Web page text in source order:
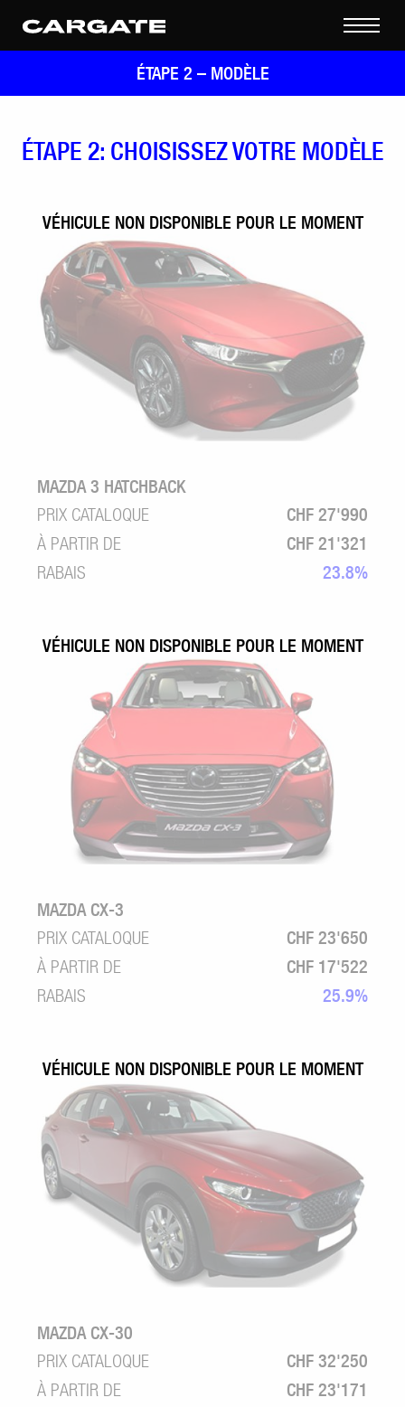
ÉTAPE 2 – MODÈLE
ÉTAPE 2: CHOISISSEZ VOTRE MODÈLE
VÉHICULE NON DISPONIBLE POUR LE MOMENT
MAZDA 3 HATCHBACK
PRIX CATALOQUE
CHF 27'990
À PARTIR DE
CHF 21'321
RABAIS
23.8%
VÉHICULE NON DISPONIBLE POUR LE MOMENT
MAZDA CX-3
PRIX CATALOQUE
CHF 23'650
À PARTIR DE
CHF 17'522
RABAIS
25.9%
VÉHICULE NON DISPONIBLE POUR LE MOMENT
MAZDA CX-30
PRIX CATALOQUE
CHF 32'250
À PARTIR DE
CHF 23'171